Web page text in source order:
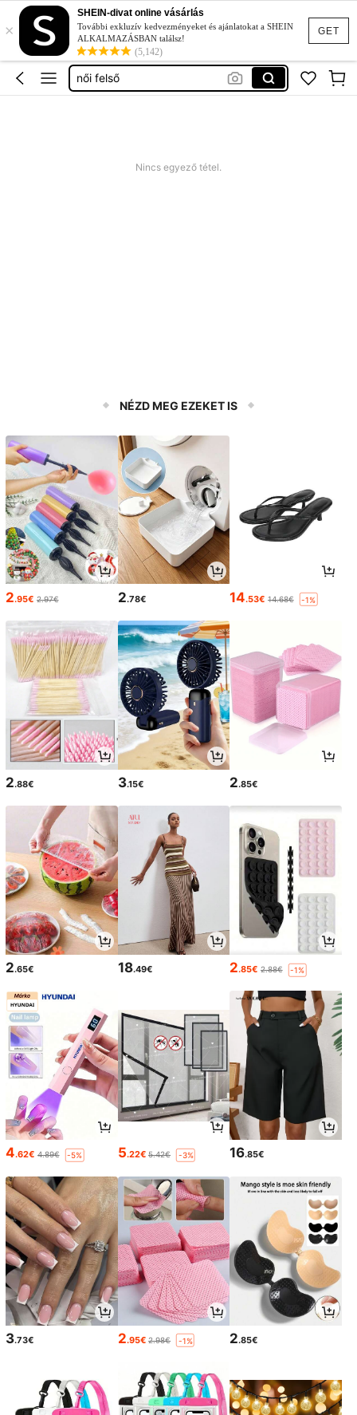
GET
×
SHEIN-divat online vásárlás
További exkluzív kedvezményeket és ajánlatokat a SHEIN
ALKALMAZÁSBAN találsz!
(5,142)
hosszú ujjú felső
top
festival outfits women
női felső
Nincs egyező tétel.
NÉZD MEG EZEKET IS
2.95€ 2.97€ 2.78€ 14.53€ 14.68€ -1%
2.88€ 3.15€ 2.85€
2.65€ 18.49€ 2.85€ 2.88€ -1%
4.62€ 4.89€ -5% 5.22€ 5.42€ -3% 16.85€
3.73€ 2.95€ 2.98€ -1% 2.85€